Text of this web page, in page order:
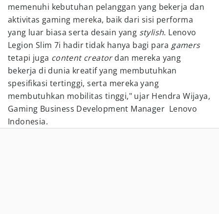
memenuhi kebutuhan pelanggan yang bekerja dan
aktivitas gaming mereka, baik dari sisi performa
yang luar biasa serta desain yang stylish. Lenovo
Legion Slim 7i hadir tidak hanya bagi para gamers
tetapi juga content creatordan mereka yang
bekerja di dunia kreatif yang membutuhkan
spesifikasi tertinggi, serta mereka yang
membutuhkan mobilitas tinggi," ujar Hendra Wijaya,
Gaming Business Development Manager Lenovo
Indonesia.